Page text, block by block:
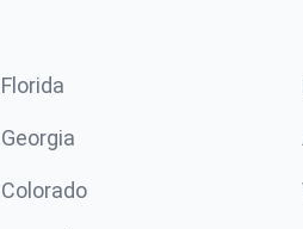
Florida
Georgia
Colorado